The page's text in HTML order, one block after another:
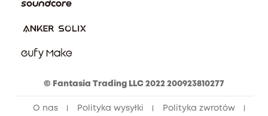
Zniżka dla młodzieży (15–25 lat)
Zniżka dla seniorów (60+)
© Fantasia Trading LLC 2022 200923810277
O nas Polityka wysyłki Polityka zwrotów